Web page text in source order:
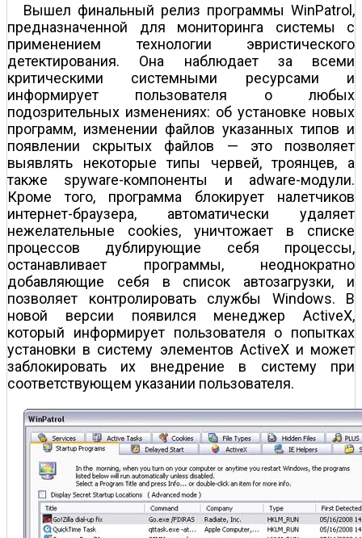
Вышел финальный релиз программы WinPatrol,
предназначенной для мониторинга системы с
применением технологии эвристического
детектирования. Она наблюдает за всеми
критическими системными ресурсами и
информирует пользователя о любых
подозрительных изменениях: об установке новых
программ, изменении файлов указанных типов и
появлении скрытых файлов — это позволяет
выявлять некоторые типы червей, троянцев, а
также spyware-компоненты и adware-модули.
Кроме того, программа блокирует налетчиков
интернет-браузера, автоматически удаляет
нежелательные cookies, уничтожает в списке
процессов дублирующие себя процессы,
останавливает программы, неоднократно
добавляющие себя в список автозагрузки, и
позволяет контролировать службы Windows. В
новой версии появился менеджер ActiveX,
который информирует пользователя о попытках
установки в систему элементов ActiveX и может
заблокировать их внедрение в систему при
соответствующем указании пользователя.